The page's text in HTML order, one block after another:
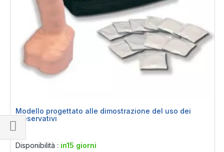
Modello progettato alle dimostrazione del uso dei
preservativi
0%
Disponibilità : in15 giorni
Naviga